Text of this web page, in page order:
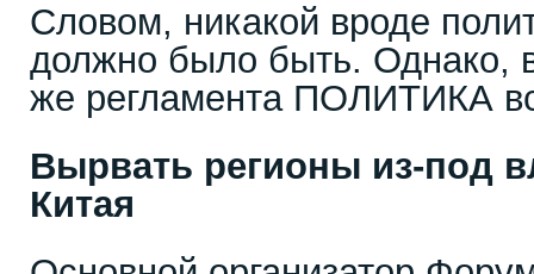
Словом, никакой вроде
должно было быть. Однако,
же регламента ПОЛИТИКА
Вырвать регионы из-под
Китая